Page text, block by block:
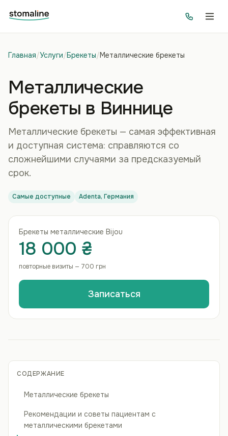
Главная/Услуги/Брекеты/Металлические брекеты
Металлические
брекеты в Виннице
Металлические брекеты — самая эффективная
и доступная система: справляются со
сложнейшими случаями за предсказуемый
срок.
Самые доступные Adenta, Германия
Брекеты металлические Bijou
18 000 ₴
повторные визиты — 700 грн
Записаться
СОДЕРЖАНИЕ
Металлические брекеты
Рекомендации и советы пациентам с
металлическими брекетами